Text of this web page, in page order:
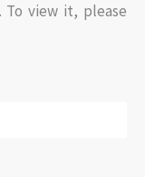
To view it, please